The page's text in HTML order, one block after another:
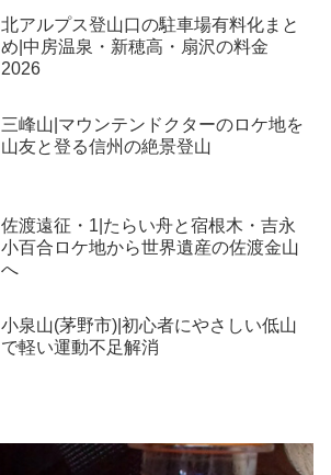
北アルプス登山口の駐車場有料化まと
め|中房温泉・新穂高・扇沢の料金
2026
三峰山|マウンテンドクターのロケ地を
山友と登る信州の絶景登山
佐渡遠征・1|たらい舟と宿根木・吉永
小百合ロケ地から世界遺産の佐渡金山
へ
小泉山(茅野市)|初心者にやさしい低山
で軽い運動不足解消